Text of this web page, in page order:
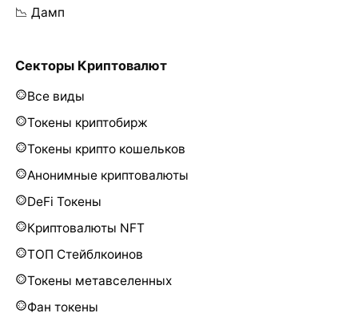
📉 Дамп
Секторы Криптовалют
Все виды
Токены криптобирж
Токены крипто кошельков
Анонимные криптовалюты
DeFi Токены
Криптовалюты NFT
ТОП Стейблкоинов
Токены метавселенных
Фан токены